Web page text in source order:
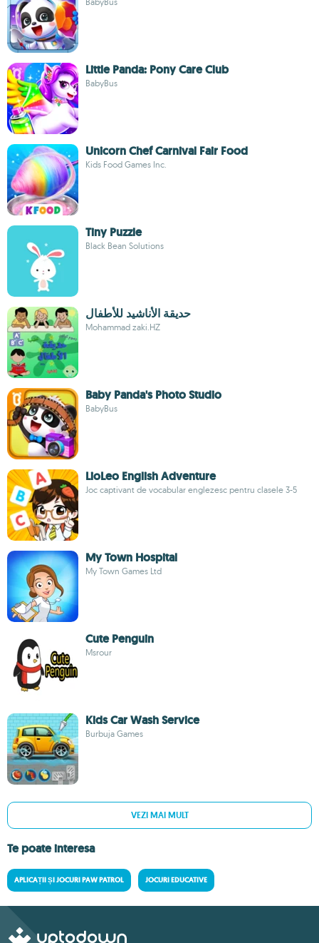
Little Panda: Pony Care Club
BabyBus
Unicorn Chef Carnival Fair Food
Kids Food Games Inc.
Tiny Puzzle
Black Bean Solutions
حديقة ‏الأناشيد للأطفال
Mohammad zaki.HZ
Baby Panda's Photo Studio
BabyBus
LioLeo English Adventure
Joc captivant de vocabular englezesc pentru clasele 3-5
My Town Hospital
My Town Games Ltd
Cute Penguin
Msrour
Kids Car Wash Service
Burbuja Games
VEZI MAI MULT
Te poate interesa
APLICAȚII ȘI JOCURI PAW PATROL JOCURI EDUCATIVE